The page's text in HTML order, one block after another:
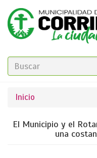
Pasar
contenido
principal
BÚSQUEDA
Se
encuentra
usted
Inicio
El Municipio y el
una